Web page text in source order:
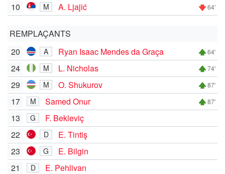
10 M A. Ljajić 64'
REMPLAÇANTS
20
A Ryan Isaac Mendes da Graça 64'
24 M L. Nicholas 74'
29 M O. Shukurov 87'
17 M Samed Onur 87'
13 G
F. Bekleviç
22
D
E. Tintiş
23
G
E. Bilgin
21
D
E. Pehlivan